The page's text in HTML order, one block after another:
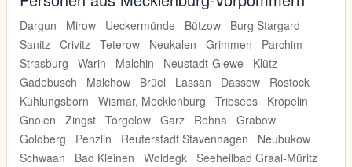
Dargun Mirow Ueckermünde Bützow
Burg Stargard
Sanitz Crivitz Teterow Neukalen Grimmen
Parchim
Strasburg
Warin Malchin Neustadt-Glewe
Klütz
Gadebusch
Malchow Brüel Lassan Dassow
Rostock
Kühlungsborn
Wismar, Mecklenburg Tribsees
Kröpelin
Gnoien
Zingst Torgelow Garz Rehna Grabow
Goldberg
Penzlin Reuterstadt Stavenhagen
Neubukow
Schwaan
Bad Kleinen Woldegk Seeheilbad Graal-Müritz